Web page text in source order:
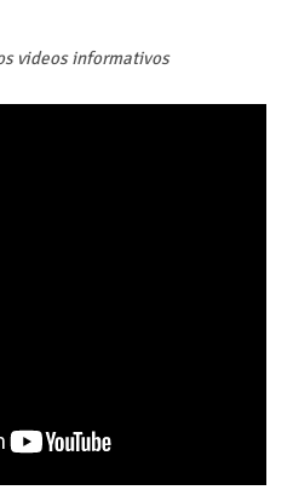
videos informativos